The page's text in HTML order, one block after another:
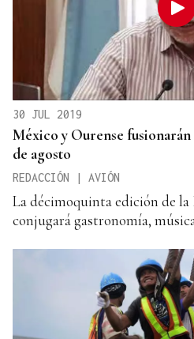
30 JUL 2019
México y Ourense
de agosto
REDACCIÓN | AVIÓN
La décimoquinta edición de la
conjugará gastronomía,